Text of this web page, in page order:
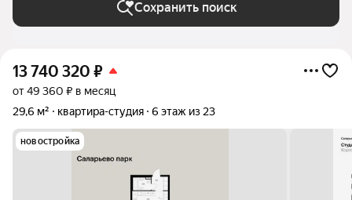
Сохранить поиск
13 740 320 ₽
от 49 360 ₽ в месяц
29,6 м²
квартира-студия 6 этаж из 23
новостройка